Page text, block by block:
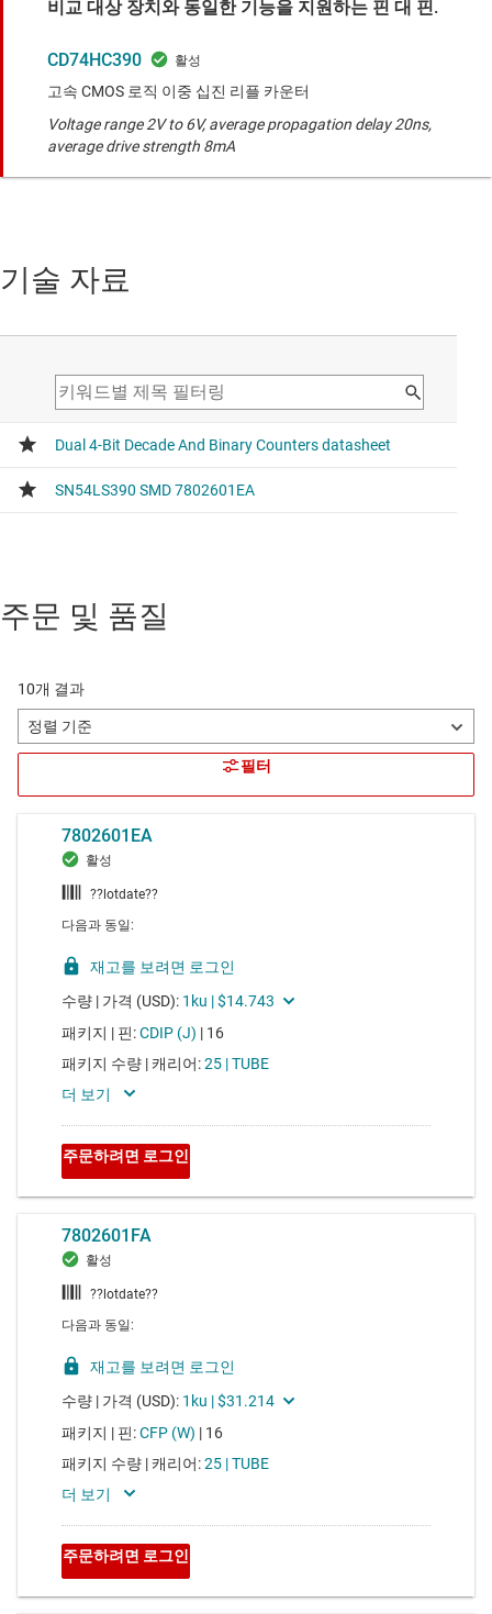
비교 대상 장치와 동일한 기능을 지원하는 핀 대 핀.
CD74HC390
고속 CMOS 로직 이중 십진 리플 카운터
Voltage range 2V to 6V, average propagation delay 20ns,
average drive strength 8mA
기술 자료
주문 및 품질